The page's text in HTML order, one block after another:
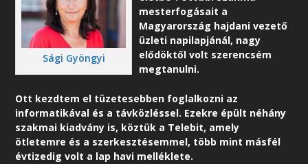
Sági Gyöngyi
mesterfogásait a
Magyarország hajdani vezető
üzleti napilapjánál, nagy
elődöktől volt szerencsém
megtanulni.
Ott kezdtem el tüzetesebben foglalkozni az
informatikával és a távközléssel. Ezekre épült néhány
szakmai kiadvány is, köztük a Telebit, amely
ötletemre és a szerkesztésemmel, több mint másfél
évtizedig volt a lap havi melléklete.